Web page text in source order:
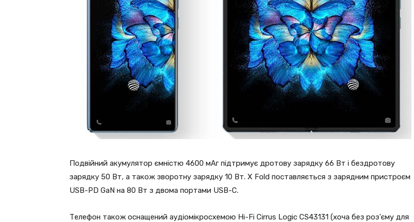
Подвійний акумулятор ємністю 4600 мАг підтримує дротову зарядку 66 Вт і бездротову
зарядку 50 Вт, а також зворотну зарядку 10 Вт. X Fold поставляється з зарядним пристроєм
USB-PD GaN на 80 Вт з двома портами USB-C.
Телефон також оснащений аудіомікросхемою Hi-Fi Cirrus Logic CS43131 (хоча без роз’єму для